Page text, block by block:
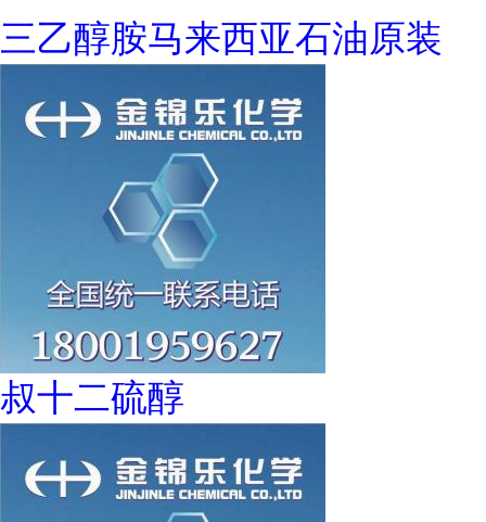
三乙醇胺马来西亚石油原装
叔十二硫醇